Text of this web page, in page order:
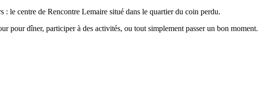
le centre de Rencontre Lemaire situé dans le quartier du coin perdu.
pour dîner, participer à des activités, ou tout simplement passer un bon moment.